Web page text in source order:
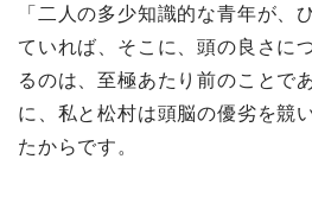
「二人の多少知識的な青年が、
ていれば、そこに、頭の良さに
るのは、至極あたり前のことで
に、私と松村は頭脳の優劣を競
たからです。